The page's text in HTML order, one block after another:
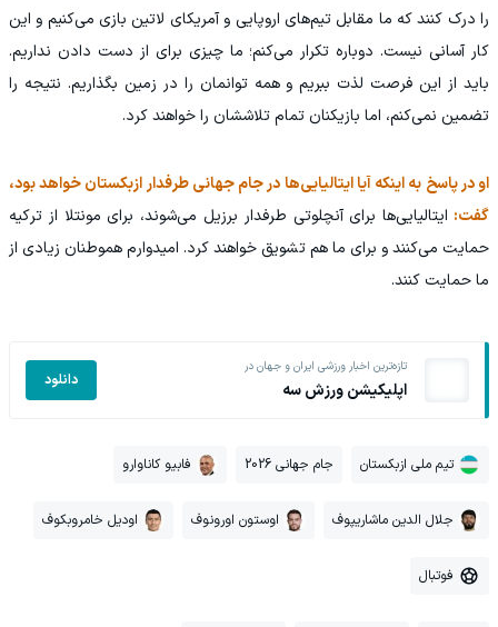
را درک کنند که ما مقابل تیم‌های اروپایی و آمریکای لاتین بازی می‌کنیم و این
کار آسانی نیست. دوباره تکرار می‌کنم؛ ما چیزی برای از دست دادن نداریم.
باید از این فرصت لذت ببریم و همه توانمان را در زمین بگذاریم. نتیجه را
تضمین نمی‌کنم، اما بازیکنان تمام تلاششان را خواهند کرد.
او در پاسخ به اینکه آیا ایتالیایی‌ها در جام جهانی طرفدار ازبکستان خواهد بود،
گفت: ایتالیایی‌ها برای آنچلوتی طرفدار برزیل می‌شوند، برای مونتلا از ترکیه
حمایت می‌کنند و برای ما هم تشویق خواهند کرد. امیدوارم هموطنان زیادی از
ما حمایت کنند.
تازه‌ترین اخبار ورزشی ایران و جهان در
اپلیکیشن ورزش سه دانلود
تیم ملی ازبکستان جام جهانی 2026 فابیو کاناوارو
جلال الدین ماشاریپوف اوستون اورونوف اودیل خامروبکوف
فوتبال